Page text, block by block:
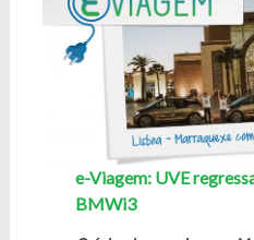
e-Viagem: UVE
BMWi3